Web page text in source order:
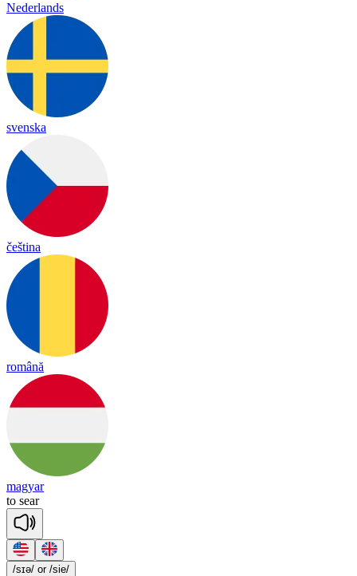
Nederlands
svenska
čeština
română
magyar
to sear
/sɪə/ or /sie/